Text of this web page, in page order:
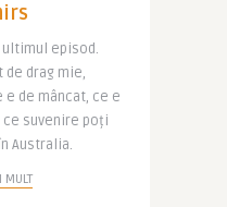
ultimul episod.
de drag mie,
e de mâncat, ce e
ce suvenire poți
Australia.
MULT